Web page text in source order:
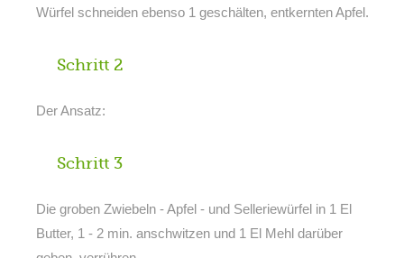
Würfel schneiden ebenso 1 geschälten, entkernten Apfel.
Schritt 2
Der Ansatz:
Schritt 3
Die groben Zwiebeln - Apfel - und Selleriewürfel in 1 El
Butter, 1 - 2 min. anschwitzen und 1 El Mehl darüber